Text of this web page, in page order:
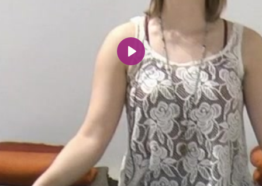
Spill